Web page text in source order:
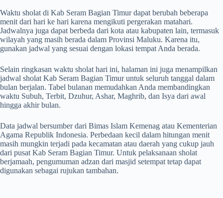
Waktu sholat di Kab Seram Bagian Timur dapat berubah beberapa
menit dari hari ke hari karena mengikuti pergerakan matahari.
Jadwalnya juga dapat berbeda dari kota atau kabupaten lain, termasuk
wilayah yang masih berada dalam Provinsi Maluku. Karena itu,
gunakan jadwal yang sesuai dengan lokasi tempat Anda berada.
Selain ringkasan waktu sholat hari ini, halaman ini juga menampilkan
jadwal sholat Kab Seram Bagian Timur untuk seluruh tanggal dalam
bulan berjalan. Tabel bulanan memudahkan Anda membandingkan
waktu Subuh, Terbit, Dzuhur, Ashar, Maghrib, dan Isya dari awal
hingga akhir bulan.
Data jadwal bersumber dari Bimas Islam Kemenag atau Kementerian
Agama Republik Indonesia. Perbedaan kecil dalam hitungan menit
masih mungkin terjadi pada kecamatan atau daerah yang cukup jauh
dari pusat Kab Seram Bagian Timur. Untuk pelaksanaan sholat
berjamaah, pengumuman adzan dari masjid setempat tetap dapat
digunakan sebagai rujukan tambahan.